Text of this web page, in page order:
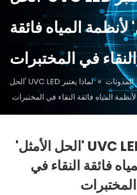
لأنظمة المياه فائقة
النقاء في المختبرات
المدونات »
لماذا يعتبر UVC LED 'الحل
المياه فائقة النقاء في المختبرات
لماذا يعتبر UVC LED 'الحل الأمثل'
فائقة النقاء في
المختبرات